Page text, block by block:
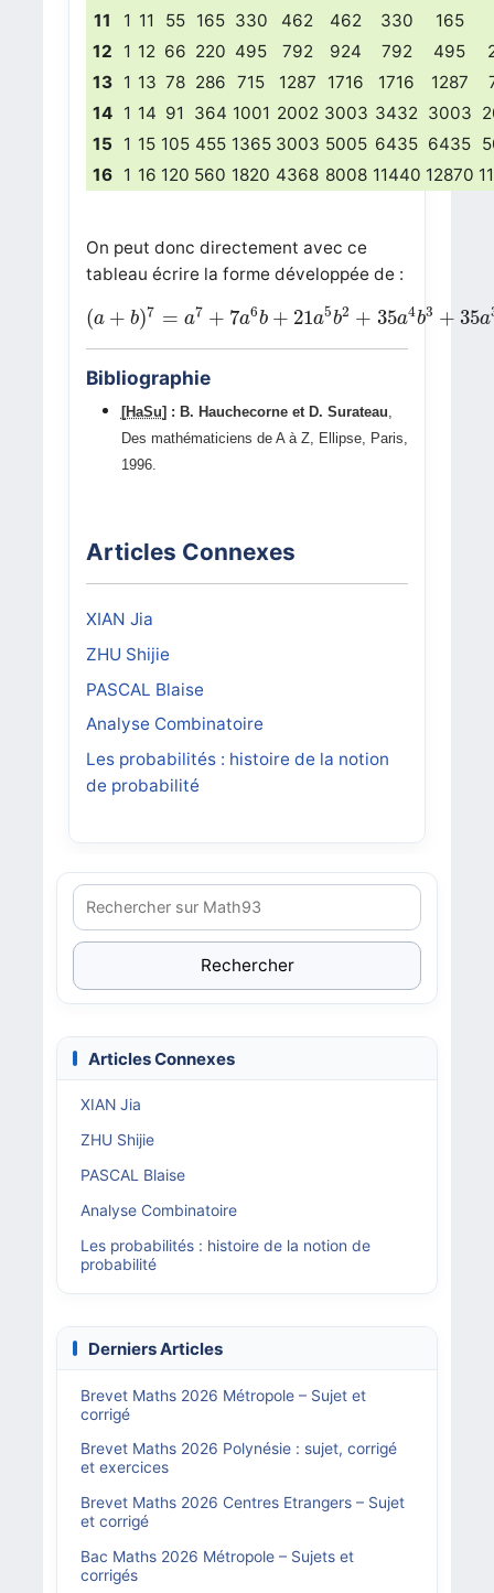
11 1 11 55 165 330 462 462 330 165
12
1 12 66 220 495 792 924 792 495
13 1 13 78 286 715 1287 1716 1716 1287
14 1 14 91 364 1001 2002 3003 3432 3003
15
1 15 105 455 1365 3003 5005 6435 6435
16 1 16 120 560 1820 4368 8008 11440 12870
On peut donc directement avec ce
tableau écrire la forme développée de :
(a + b)7 = a7 + 7a6b + 21a5b2 + 35a4b3 + 35a
( + b)7 + 7a 6 b+ 21 a5 b2+ 35 a4 b3+ 35a 3
Bibliographie
[HaSu] : B. Hauchecorne et D. Surateau,
Des mathématiciens de A à Z, Ellipse, Paris,
1996.
Articles Connexes
XIAN Jia
ZHU Shijie
PASCAL Blaise
Analyse Combinatoire
Les probabilités : histoire de la notion
de probabilité
Rechercher
Articles Connexes
XIAN Jia
ZHU Shijie
PASCAL Blaise
Analyse Combinatoire
Les probabilités : histoire de la notion de
probabilité
Derniers Articles
Brevet Maths 2026 Métropole – Sujet et
corrigé
Brevet Maths 2026 Polynésie : sujet, corrigé
et exercices
Brevet Maths 2026 Centres Etrangers – Sujet
et corrigé
Bac Maths 2026 Métropole – Sujets et
corrigés